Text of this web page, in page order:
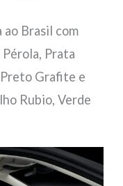
ao Brasil com
Prata
Grafite e
Rubio, Verde